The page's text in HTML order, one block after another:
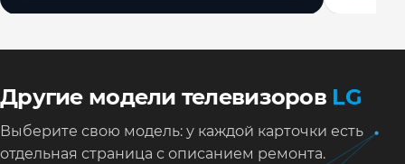
Другие модели телевизоров LG
Выберите свою модель: у каждой карточки есть
отдельная страница с описанием ремонта.